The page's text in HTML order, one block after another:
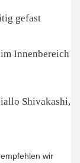
gefast
Innenbereich
Shivakashi,
empfehlen wir